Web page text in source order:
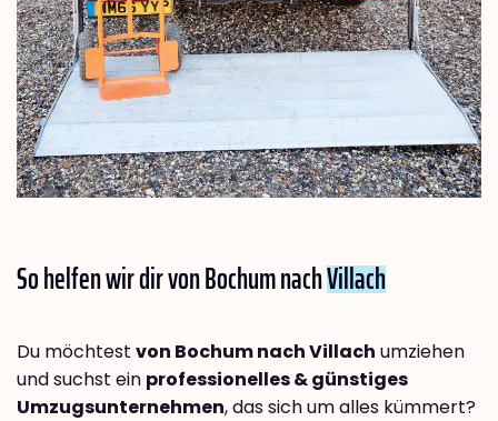
So helfen wir dir von Bochum nachVillach
Du möchtest von Bochum nach Villach umziehen
und suchst ein professionelles & günstiges
Umzugsunternehmen, das sich um alles kümmert?